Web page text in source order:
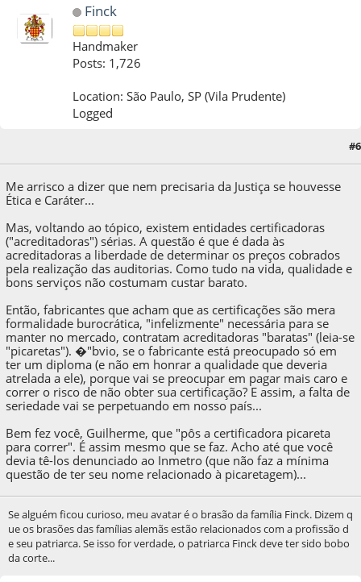
Finck
Handmaker
Posts: 1,726
Location: São Paulo, SP (Vila Prudente)
Logged
#6
Me arrisco a dizer que nem precisaria da Justiça se houvesse
Ética e Caráter...
Mas, voltando ao tópico, existem entidades certificadoras
("acreditadoras") sérias. A questão é que é dada às
acreditadoras a liberdade de determinar os preços cobrados
pela realização das auditorias. Como tudo na vida, qualidade e
bons serviços não costumam custar barato.
Então, fabricantes que acham que as certificações são mera
formalidade burocrática, "infelizmente" necessária para se
manter no mercado, contratam acreditadoras "baratas" (leia-se
"picaretas"). �"bvio, se o fabricante está preocupado só em
ter um diploma (e não em honrar a qualidade que deveria
atrelada a ele), porque vai se preocupar em pagar mais caro e
correr o risco de não obter sua certificação? E assim, a falta de
seriedade vai se perpetuando em nosso país...
Bem fez você, Guilherme, que "pôs a certificadora picareta
para correr". É assim mesmo que se faz. Acho até que você
devia tê-los denunciado ao Inmetro (que não faz a mínima
questão de ter seu nome relacionado à picaretagem)...
Se alguém ficou curioso, meu avatar é o brasão da família Finck. Dizem q
ue os brasões das famílias alemãs estão relacionados com a profissão d
e seu patriarca. Se isso for verdade, o patriarca Finck deve ter sido bobo
da corte...